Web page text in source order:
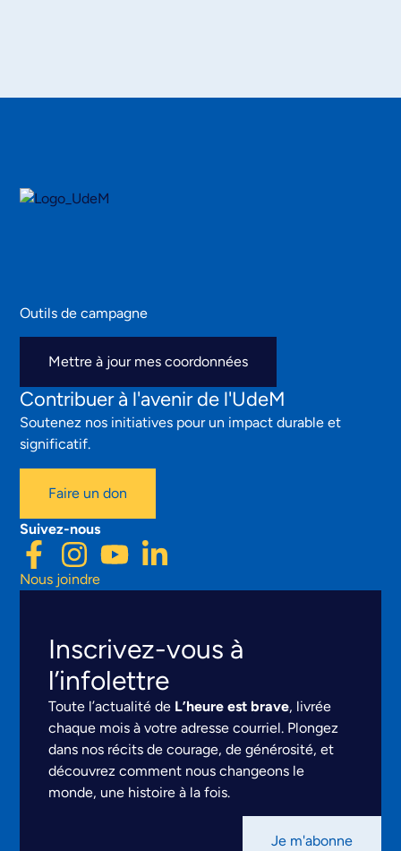
Outils de campagne
Mettre à jour mes coordonnées
Contribuer à l'avenir de l'UdeM
Soutenez nos initiatives pour un impact durable et
significatif.
Faire un don
Suivez-nous
Nous joindre
Inscrivez-vous à
l’infolettre
Toute l’actualité de L’heure est brave, livrée
chaque mois à votre adresse courriel. Plongez
dans nos récits de courage, de générosité, et
découvrez comment nous changeons le
monde, une histoire à la fois.
Je m'abonne